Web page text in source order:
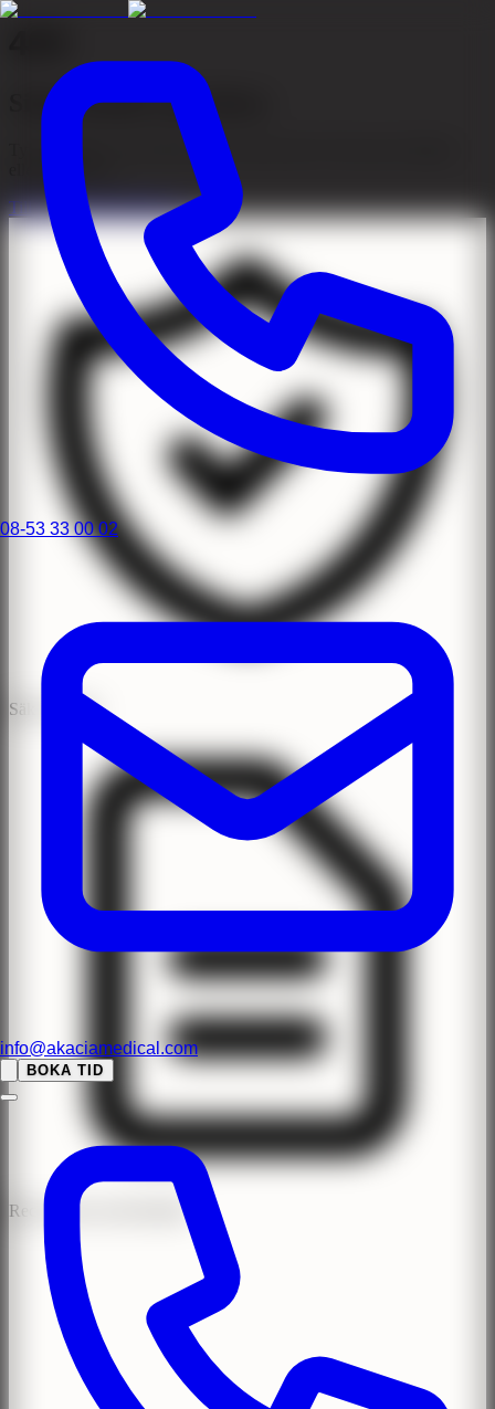
08-53 33 00 02
info@akaciamedical.com
BOKA TID
Sidan kunde inte hittas
Tyvärr kunde vi inte hitta sidan du letar efter. Den kan ha flyttats
eller tagits bort.
Till startsidanKontakta oss
Säker Klinik
Recensioner med BankID